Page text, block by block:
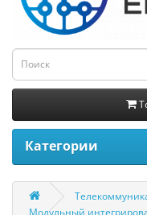
Категории
Модульный